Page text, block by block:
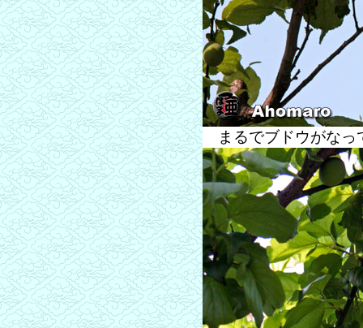
まるでブドウがなっ